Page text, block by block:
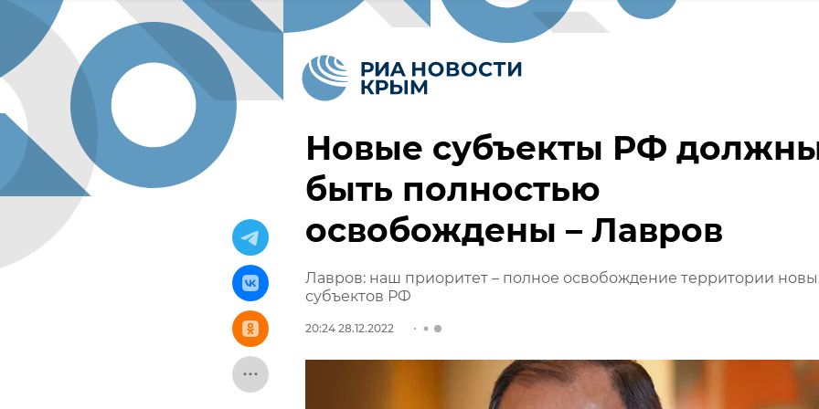
Новые субъекты РФ
быть полностью
освобождены – Лавров
Лавров: наш приоритет – полное освобождение территории
субъектов РФ
20:24 28.12.2022